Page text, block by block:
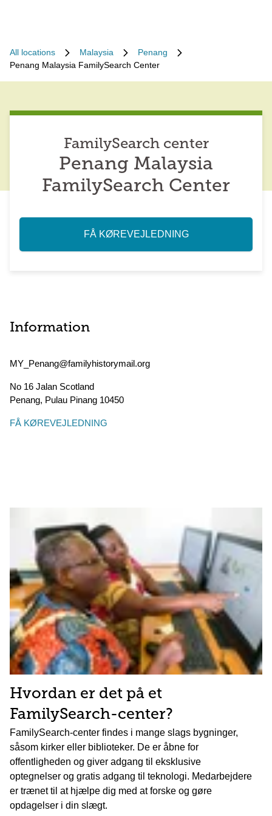
All locations Malaysia
Penang
Penang Malaysia FamilySearch Center
FamilySearch center
Penang Malaysia
FamilySearch Center
FÅ KØREVEJLEDNING
Information
MY_Penang@familyhistorymail.org
No 16 Jalan Scotland
Penang, Pulau Pinang 10450
FÅ KØREVEJLEDNING
Hvordan er det på et
FamilySearch-center?
FamilySearch-center findes i mange slags bygninger,
såsom kirker eller biblioteker. De er åbne for
offentligheden og giver adgang til eksklusive
optegnelser og gratis adgang til teknologi. Medarbejdere
er trænet til at hjælpe dig med at forske og gøre
opdagelser i din slægt.